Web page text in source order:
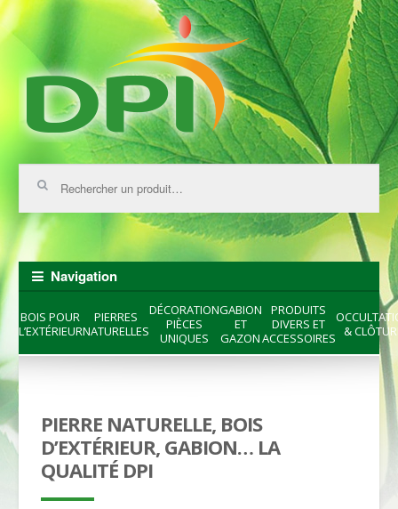
Skip
to
Skip
to
pour :
Navigation
BOIS POUR
L’EXTÉRIEUR
PIERRES
NATURELLES
DÉCORATION
PIÈCES
UNIQUES
GABION
ET
GAZON
PRODUITS
DIVERS ET
ACCESSOIRES &
PIERRE NATURELLE, BOIS
D’EXTÉRIEUR, GABION… LA
QUALITÉ DPI